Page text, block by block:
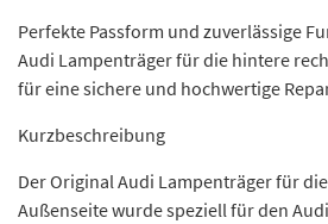
Perfekte Passform und zuverlässige
Audi Lampenträger für die hintere
für eine sichere und hochwertige
Kurzbeschreibung
Der Original Audi Lampenträger für
Außenseite wurde speziell für den Audi